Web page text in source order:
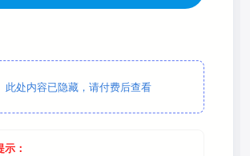
处内容已隐藏，请付费后查看
示：